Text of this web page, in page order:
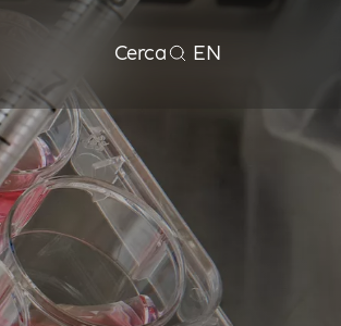
Cerca EN